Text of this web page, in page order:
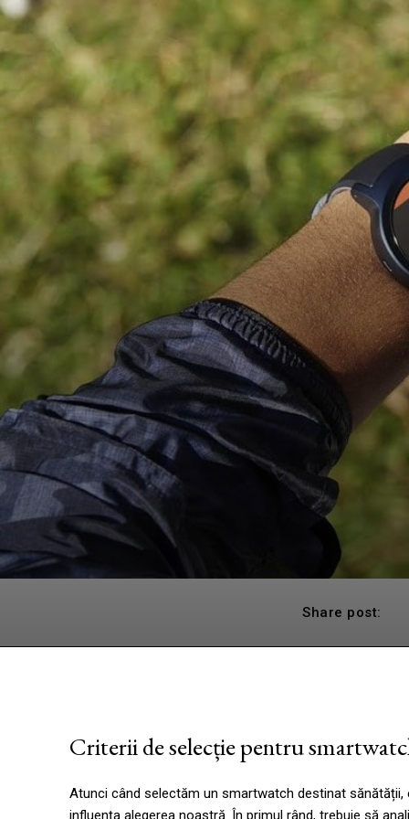
Share post:
Criterii de selecție pentru
Atunci când selectăm un smartwatch destinat
influența alegerea noastră. În primul rând, trebuie să